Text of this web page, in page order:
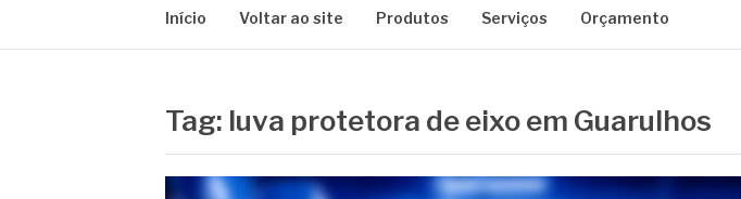
Início Voltar ao site Produtos Serviços Orçamento
Tag: luva protetora de eixo em Guarulhos